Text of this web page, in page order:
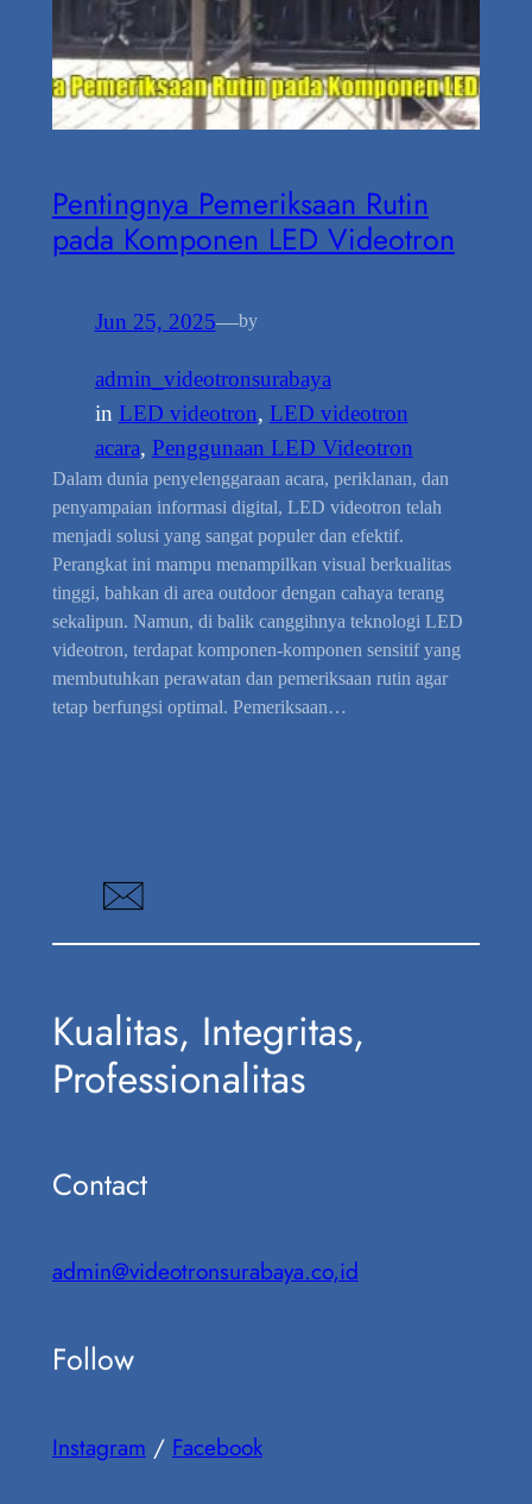
Pentingnya Pemeriksaan Rutin
pada Komponen LED Videotron
Jun 25, 2025—by
admin_videotronsurabaya
in LED videotron, LED videotron
acara, Penggunaan LED Videotron
Dalam dunia penyelenggaraan acara, periklanan, dan
penyampaian informasi digital, LED videotron telah
menjadi solusi yang sangat populer dan efektif.
Perangkat ini mampu menampilkan visual berkualitas
tinggi, bahkan di area outdoor dengan cahaya terang
sekalipun. Namun, di balik canggihnya teknologi LED
videotron, terdapat komponen-komponen sensitif yang
membutuhkan perawatan dan pemeriksaan rutin agar
tetap berfungsi optimal. Pemeriksaan…
Kualitas, Integritas,
Professionalitas
Contact
admin@videotronsurabaya.co,id
Follow
Instagram / Facebook